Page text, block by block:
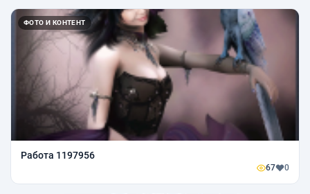
ФОТО И КОНТЕНТ
Работа 1197956
67 0